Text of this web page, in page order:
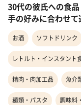
30代の彼氏への食
手の好みに合わせて
お酒 ソフトドリンク
レトルト・インスタント
精肉・肉加工品 魚介
麺類・パスタ 調味料